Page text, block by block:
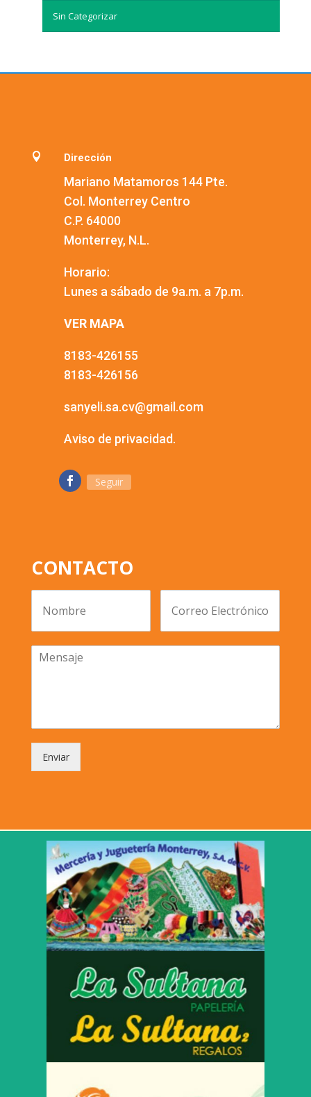
Sin Categorizar
 Dirección
Mariano Matamoros 144 Pte.
Col. Monterrey Centro
C.P. 64000
Monterrey, N.L.
Horario:
Lunes a sábado de 9a.m. a 7p.m.
VER MAPA
8183-426155
8183-426156
sanyeli.sa.cv@gmail.com
Aviso de privacidad.
Seguir
CONTACTO
Enviar